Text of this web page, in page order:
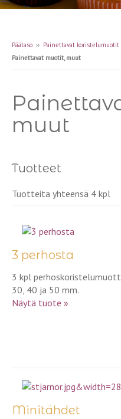
Päätaso ›› Painettavat koristelumuotit
Painettavat muotit, muut
muut
Tuotteet
Tuotteita yhteensä 4 kpl
3 perhosta
3 kpl
30, 40 ja 50 mm.
Näytä tuote »
Minitähdet